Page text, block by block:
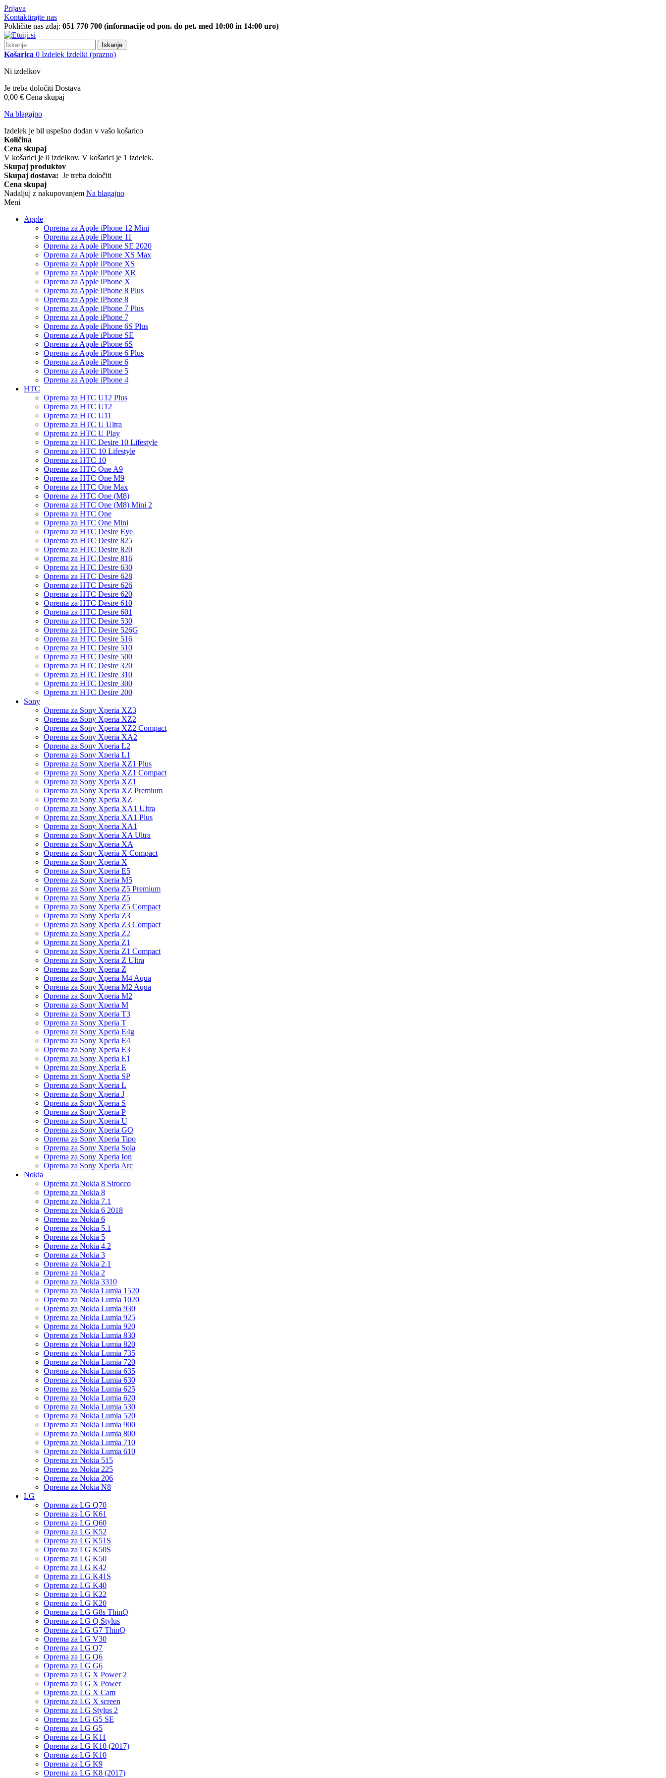
Prijava
Kontaktirajte nas
Pokličite nas zdaj: 051 770 700 (informacije od pon. do pet. med 10:00 in 14:00 uro)
Iskanje
Košarica 0 Izdelek Izdelki (prazno)
Ni izdelkov
Je treba določiti Dostava
0,00 € Cena skupaj
Na blagajno
Izdelek je bil uspešno dodan v vašo košarico
Količina
Cena skupaj
V košarici je 0 izdelkov. V košarici je 1 izdelek.
Skupaj produktov
Skupaj dostava: Je treba določiti
Cena skupaj
Nadaljuj z nakupovanjem Na blagajno
Meni
Apple
Oprema za Apple iPhone 12 Mini
Oprema za Apple iPhone 11
Oprema za Apple iPhone SE 2020
Oprema za Apple iPhone XS Max
Oprema za Apple iPhone XS
Oprema za Apple iPhone XR
Oprema za Apple iPhone X
Oprema za Apple iPhone 8 Plus
Oprema za Apple iPhone 8
Oprema za Apple iPhone 7 Plus
Oprema za Apple iPhone 7
Oprema za Apple iPhone 6S Plus
Oprema za Apple iPhone SE
Oprema za Apple iPhone 6S
Oprema za Apple iPhone 6 Plus
Oprema za Apple iPhone 6
Oprema za Apple iPhone 5
Oprema za Apple iPhone 4
HTC
Oprema za HTC U12 Plus
Oprema za HTC U12
Oprema za HTC U11
Oprema za HTC U Ultra
Oprema za HTC U Play
Oprema za HTC Desire 10 Lifestyle
Oprema za HTC 10 Lifestyle
Oprema za HTC 10
Oprema za HTC One A9
Oprema za HTC One M9
Oprema za HTC One Max
Oprema za HTC One (M8)
Oprema za HTC One (M8) Mini 2
Oprema za HTC One
Oprema za HTC One Mini
Oprema za HTC Desire Eye
Oprema za HTC Desire 825
Oprema za HTC Desire 820
Oprema za HTC Desire 816
Oprema za HTC Desire 630
Oprema za HTC Desire 628
Oprema za HTC Desire 626
Oprema za HTC Desire 620
Oprema za HTC Desire 610
Oprema za HTC Desire 601
Oprema za HTC Desire 530
Oprema za HTC Desire 526G
Oprema za HTC Desire 516
Oprema za HTC Desire 510
Oprema za HTC Desire 500
Oprema za HTC Desire 320
Oprema za HTC Desire 310
Oprema za HTC Desire 300
Oprema za HTC Desire 200
Sony
Oprema za Sony Xperia XZ3
Oprema za Sony Xperia XZ2
Oprema za Sony Xperia XZ2 Compact
Oprema za Sony Xperia XA2
Oprema za Sony Xperia L2
Oprema za Sony Xperia L1
Oprema za Sony Xperia XZ1 Plus
Oprema za Sony Xperia XZ1 Compact
Oprema za Sony Xperia XZ1
Oprema za Sony Xperia XZ Premium
Oprema za Sony Xperia XZ
Oprema za Sony Xperia XA1 Ultra
Oprema za Sony Xperia XA1 Plus
Oprema za Sony Xperia XA1
Oprema za Sony Xperia XA Ultra
Oprema za Sony Xperia XA
Oprema za Sony Xperia X Compact
Oprema za Sony Xperia X
Oprema za Sony Xperia E5
Oprema za Sony Xperia M5
Oprema za Sony Xperia Z5 Premium
Oprema za Sony Xperia Z5
Oprema za Sony Xperia Z5 Compact
Oprema za Sony Xperia Z3
Oprema za Sony Xperia Z3 Compact
Oprema za Sony Xperia Z2
Oprema za Sony Xperia Z1
Oprema za Sony Xperia Z1 Compact
Oprema za Sony Xperia Z Ultra
Oprema za Sony Xperia Z
Oprema za Sony Xperia M4 Aqua
Oprema za Sony Xperia M2 Aqua
Oprema za Sony Xperia M2
Oprema za Sony Xperia M
Oprema za Sony Xperia T3
Oprema za Sony Xperia T
Oprema za Sony Xperia E4g
Oprema za Sony Xperia E4
Oprema za Sony Xperia E3
Oprema za Sony Xperia E1
Oprema za Sony Xperia E
Oprema za Sony Xperia SP
Oprema za Sony Xperia L
Oprema za Sony Xperia J
Oprema za Sony Xperia S
Oprema za Sony Xperia P
Oprema za Sony Xperia U
Oprema za Sony Xperia GO
Oprema za Sony Xperia Tipo
Oprema za Sony Xperia Sola
Oprema za Sony Xperia Ion
Oprema za Sony Xperia Arc
Nokia
Oprema za Nokia 8 Sirocco
Oprema za Nokia 8
Oprema za Nokia 7.1
Oprema za Nokia 6 2018
Oprema za Nokia 6
Oprema za Nokia 5.1
Oprema za Nokia 5
Oprema za Nokia 4.2
Oprema za Nokia 3
Oprema za Nokia 2.1
Oprema za Nokia 2
Oprema za Nokia 3310
Oprema za Nokia Lumia 1520
Oprema za Nokia Lumia 1020
Oprema za Nokia Lumia 930
Oprema za Nokia Lumia 925
Oprema za Nokia Lumia 920
Oprema za Nokia Lumia 830
Oprema za Nokia Lumia 820
Oprema za Nokia Lumia 735
Oprema za Nokia Lumia 720
Oprema za Nokia Lumia 635
Oprema za Nokia Lumia 630
Oprema za Nokia Lumia 625
Oprema za Nokia Lumia 620
Oprema za Nokia Lumia 530
Oprema za Nokia Lumia 520
Oprema za Nokia Lumia 900
Oprema za Nokia Lumia 800
Oprema za Nokia Lumia 710
Oprema za Nokia Lumia 610
Oprema za Nokia 515
Oprema za Nokia 225
Oprema za Nokia 206
Oprema za Nokia N8
LG
Oprema za LG Q70
Oprema za LG K61
Oprema za LG Q60
Oprema za LG K52
Oprema za LG K51S
Oprema za LG K50S
Oprema za LG K50
Oprema za LG K42
Oprema za LG K41S
Oprema za LG K40
Oprema za LG K22
Oprema za LG K20
Oprema za LG G8s ThinQ
Oprema za LG Q Stylus
Oprema za LG G7 ThinQ
Oprema za LG V30
Oprema za LG Q7
Oprema za LG Q6
Oprema za LG G6
Oprema za LG X Power 2
Oprema za LG X Power
Oprema za LG X Cam
Oprema za LG X screen
Oprema za LG Stylus 2
Oprema za LG G5 SE
Oprema za LG G5
Oprema za LG K11
Oprema za LG K10 (2017)
Oprema za LG K10
Oprema za LG K9
Oprema za LG K8 (2017)